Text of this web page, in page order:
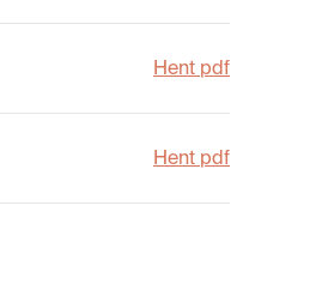
Hent pdf
Hent pdf